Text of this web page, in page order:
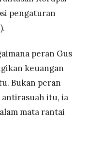
mengalir ke
Alex
reguler dan haji
dengan pihak
tampak sesuai
pengaturan
peran Gus
keuangan
Bukan peran
itu, ia
mata rantai